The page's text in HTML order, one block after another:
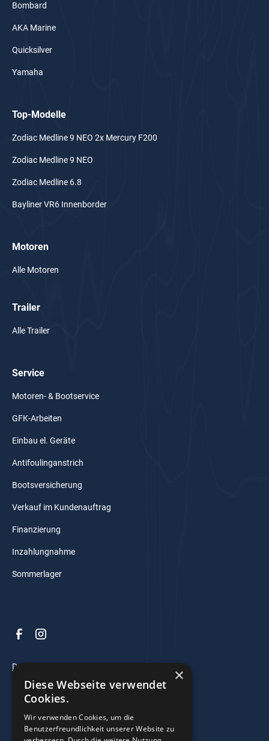
Bombard
AKA Marine
Quicksilver
Yamaha
Top-Modelle
Zodiac Medline 9 NEO 2x Mercury F200
Zodiac Medline 9 NEO
Zodiac Medline 6.8
Bayliner VR6 Innenborder
Motoren
Alle Motoren
Trailer
Alle Trailer
Service
Motoren- & Bootservice
GFK-Arbeiten
Einbau el. Geräte
Antifoulinganstrich
Bootsversicherung
Verkauf im Kundenauftrag
Finanzierung
Inzahlungnahme
Sommerlager
Datenschutz
Impressum
×
Diese Webseite verwendet
Cookies.
Wir verwenden Cookies, um die
Benutzerfreundlichkeit unserer Website zu